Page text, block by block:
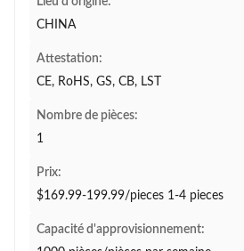
CHINA
Attestation:
CE, RoHS, GS, CB, LST
Nombre de pièces:
1
Prix:
$169.99-199.99/pieces 1-4 pieces
Capacité d'approvisionnement: